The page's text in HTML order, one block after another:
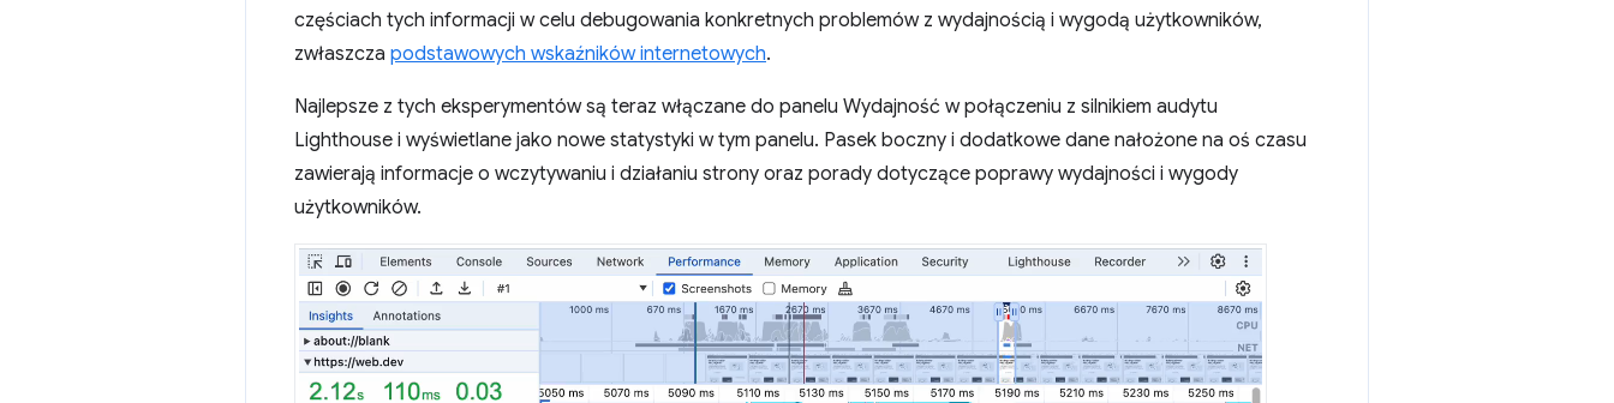
częściach tych informacji w celu debugowania konkretnych problemów z wydajnością i wygodą użytkowników,
zwłaszcza podstawowych wskaźników internetowych.
Najlepsze z tych eksperymentów są teraz włączane do panelu Wydajność w połączeniu z silnikiem audytu
Lighthouse i wyświetlane jako nowe statystyki w tym panelu. Pasek boczny i dodatkowe dane nałożone na oś czasu
zawierają informacje o wczytywaniu i działaniu strony oraz porady dotyczące poprawy wydajności i wygody
użytkowników.